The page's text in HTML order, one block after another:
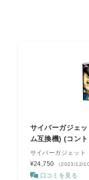
サイバーガジェ
ム互換機) (コン
サイバーガジェット
¥24,750
（2023/12/
口コミを見る